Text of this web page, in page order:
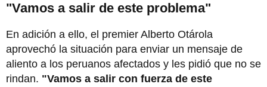
"Vamos a salir de este problema"
En adición a ello, el premier Alberto Otárola
aprovechó la situación para enviar un mensaje de
aliento a los peruanos afectados y les pidió que no se
rindan. "Vamos a salir con fuerza de este